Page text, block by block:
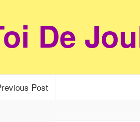
De
Post